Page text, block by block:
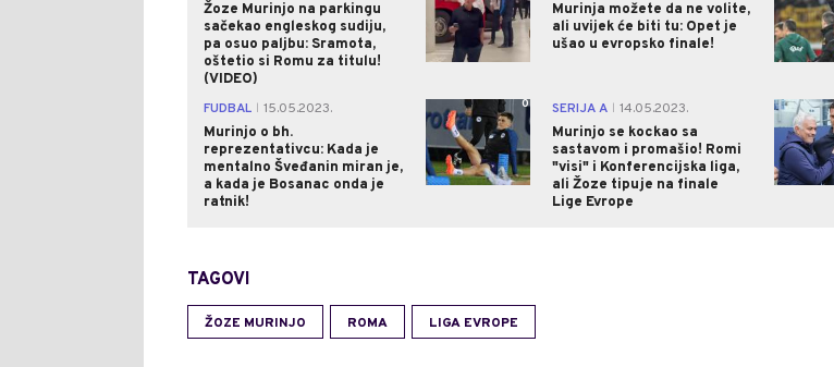
Žoze Murinjo na parkingu
sačekao engleskog sudiju,
pa osuo paljbu: Sramota,
oštetio si Romu za titulu!
(VIDEO)
Murinja možete da ne volite,
ali uvijek će biti tu: Opet je
ušao u evropsko finale!
FUDBAL
15.05.2023.
Murinjo o bh.
reprezentativcu: Kada je
mentalno Šveđanin miran je,
a kada je Bosanac onda je
ratnik!
0 SERIJA A
14.05.2023.
Murinjo se kockao sa
sastavom i promašio! Romi
"visi" i Konferencijska liga,
ali Žoze tipuje na finale
Lige Evrope
TAGOVI
ŽOZE MURINJO ROMA LIGA EVROPE